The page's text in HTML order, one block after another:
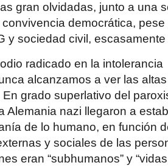
gran olvidadas, junto a una
democrática,
y sociedad civil,
radicado en la
alcanzamos a ver las
grado superlativo del
Alemania nazi llegaron a
de lo humano, en función
y sociales de las
eran “subhumanos” y